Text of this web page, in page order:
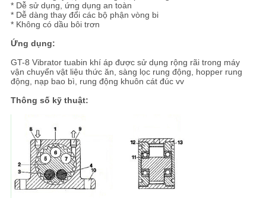
POLICY
* Dễ sử dụng, ứng dụng an toàn
* Dễ dàng thay đổi các bộ phận vòng bi
* Không có dầu bôi trơn
Ứng dụng:
GT-8 Vibrator tuabin khí áp được sử dụng rộng rãi trong máy
vận chuyển vật liệu thức ăn, sàng lọc rung động, hopper rung
động, nạp bao bì, rung động khuôn cát đúc vv
Thông số kỹ thuật: